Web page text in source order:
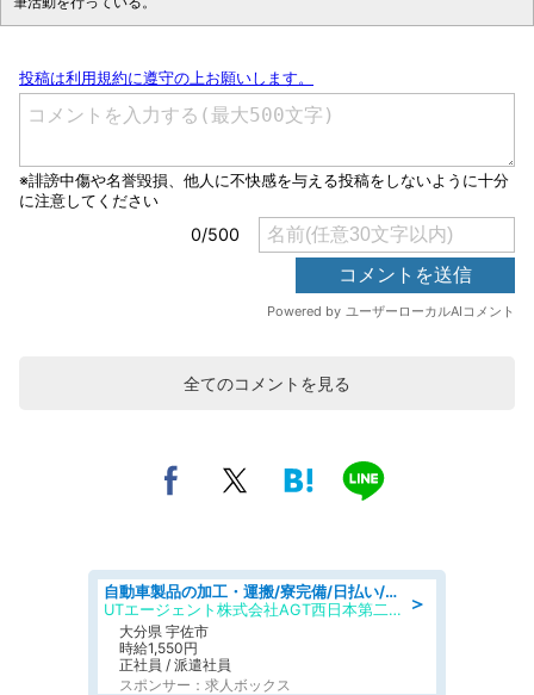
全てのコメントを見る
＞
自動車製品の加工・運搬/寮完備/日払い/工場・製造
UTエージェント株式会社AGT西日本第二CU
大分県 宇佐市
時給1,550円
正社員 / 派遣社員
スポンサー：求人ボックス